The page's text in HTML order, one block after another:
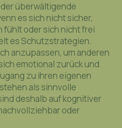
überwältigende
es sich nicht sicher,
fühlt oder sich nicht frei
es Schutzstrategien.
anzupassen, um anderen
emotional zurück und
zu ihren eigenen
als sinnvolle
deshalb auf kognitiver
oder